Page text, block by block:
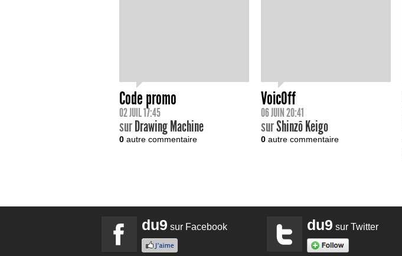
Code promo
02 JUIL 17:45
sur Drawing Machine
0 autre commentaire
VoicOff
06 JUIN 20:41
surShinzô Keigo
0 autre commentaire
du9 sur Facebook du9 sur Twitter